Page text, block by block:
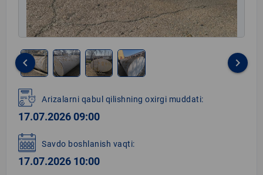
1
of
4
keyboard_arrow_left keyboard_arrow_right
Arizalarni qabul qilishning oxirgi muddati:
17.07.2026 09:00
Savdo boshlanish vaqti:
17.07.2026 10:00